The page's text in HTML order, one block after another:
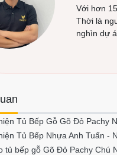
Với hơn
Thời là
nghìn dự
Tủ Bếp Gỗ Gõ Đỏ Pachy
Tủ Bếp Nhựa Anh Tuấn -
tủ bếp gỗ Gõ Đỏ Pachy Chú